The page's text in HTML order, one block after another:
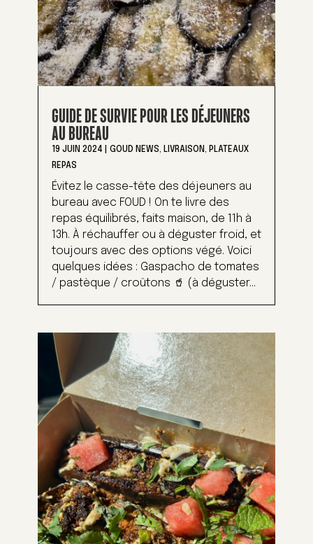
GUIDE DE SURVIE POUR LES DÉJEUNERS
AU BUREAU
19 JUIN 2024 GOUD NEWS, LIVRAISON, PLATEAUX
REPAS
Évitez le casse-tête des déjeuners au
bureau avec FOUD ! On te livre des
repas équilibrés, faits maison, de 11h à
13h. À réchauffer ou à déguster froid, et
toujours avec des options végé. Voici
quelques idées : Gaspacho de tomates
/ pastèque / croûtons 🥤 (à déguster...